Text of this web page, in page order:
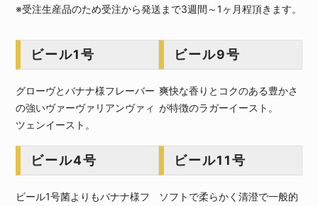
※受注生産品のため受注から発送まで3週間～1ヶ月程頂きます。
ビール1号
グローヴとバナナ様フレーバー
の強いヴァーヴァリアンヴァィ
ツェンイースト。
ビール9号
爽快な香りとコクのある豊かさ
が特徴のラガーイースト。
ビール4号
ビール1号菌よりもバナナ様フ
ビール11号
ソフトで柔らかく清澄で一般的